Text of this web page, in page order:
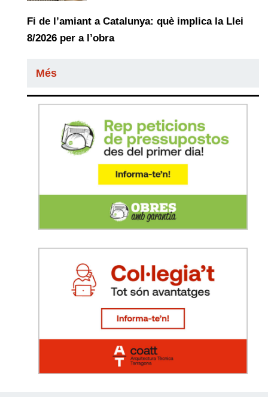
Fi de l’amiant a Catalunya: què implica la Llei
8/2026 per a l’obra
Més